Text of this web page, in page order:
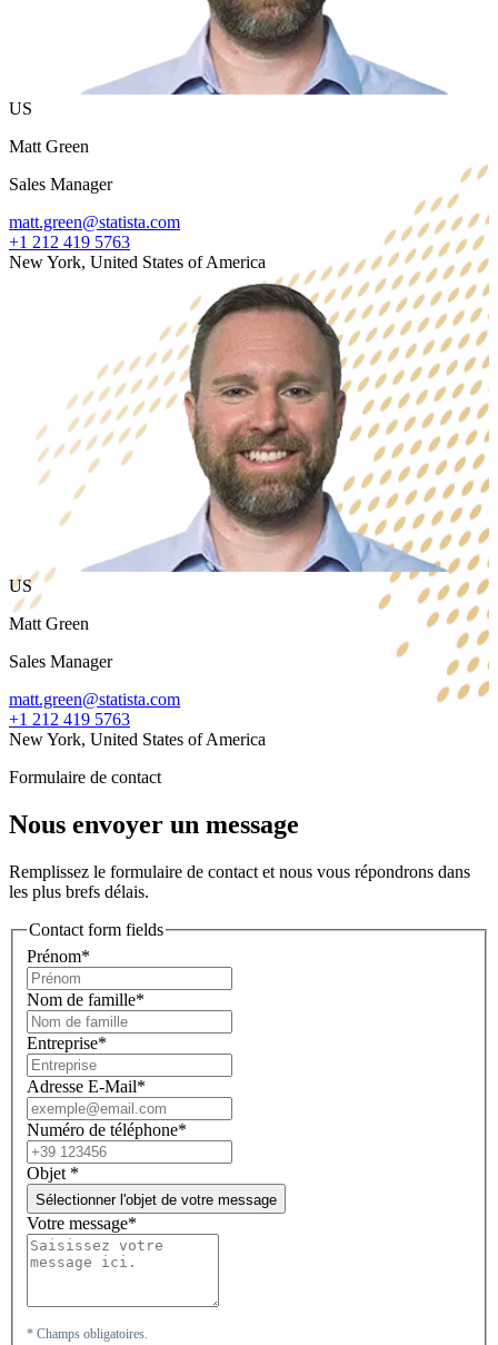
US
Matt Green
Sales Manager
matt.green@statista.com
+1 212 419 5763
New York, United States of America
US
Matt Green
Sales Manager
matt.green@statista.com
+1 212 419 5763
New York, United States of America
Formulaire de contact
Nous envoyer un message
Remplissez le formulaire de contact et nous vous répondrons dans
les plus brefs délais.
Contact form fields
Prénom*
Nom de famille*
Entreprise*
Adresse E-Mail*
Numéro de téléphone*
Objet *
Sélectionner l'objet de votre message
Votre message*
* Champs obligatoires.